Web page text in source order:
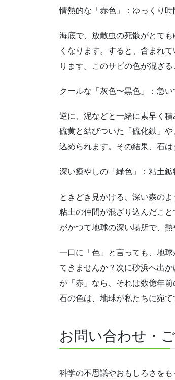
情熱的な「赤色」：ゆっくり
海底で、放散虫の死骸がとて
くなります。すると、含まれ
ります。このサビの色が混ざ
クールな「灰色〜黒色」：急
逆に、泥などと一緒に素早く
硫黄と結びついた「硫化鉄」
込められます。その結果、石
深い癒やしの「緑色」：粘土鉱
ときどき見かける、深い森の
粘土の仲間が混ざり込んだこ
がかつて地球の深い場所で、
一口に「色」と言っても、地
てきませんか？次に砂浜へ出
が「赤」なら、それは数億年
石の色は、地球が私たちに宛
お問い合わせ・
科学の不思議やおもしろさを